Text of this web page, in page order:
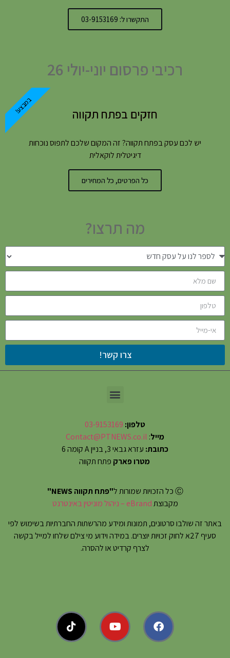
התקשרו ל: 03-9153169
רכיבי פרסום יוני-יולי 26
חזקים בפתח תקווה
יש לכם עסק בפתח תקווה? זה המקום שלכם לתפוס נוכחות
דיגיטלית לוקאלית
כל הפרטים, כל המחירים
במבצע!
מה תרצו?
צרו קשר!
טלפון: 03-9153169
מייל:
Contact@PTNEWS.co.il
כתובת: עזרא גבאי 3, בניין A קומה 6
מטרו פארק פתח תקווה
Ⓒ כל הזכויות שמורות ל
"פתח תקווה NEWS"
מקבוצתeBrand – ניהול מוניטין באינטרנט
באתר זה שולבו סרטונים, תמונות ומידע מהרשתות החברתיות בשימוש לפי
סעיף 27א לחוק זכויות יוצרים. במידה וידוע מי צילם שלחו למייל בקשה
לצרף קרדיט או להסרה.